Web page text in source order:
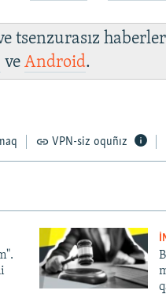
tsenzurasız
veAndroid.
VPN-siz oquñız